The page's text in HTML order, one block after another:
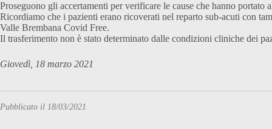
Proseguono gli accertamenti per verificare le cause che hanno
Ricordiamo che i pazienti erano ricoverati nel reparto sub-acuti con
Valle Brembana Covid Free.
Il trasferimento non è stato determinato dalle condizioni cliniche dei
Giovedì, 18 marzo 2021
Pubblicato il 18/03/2021